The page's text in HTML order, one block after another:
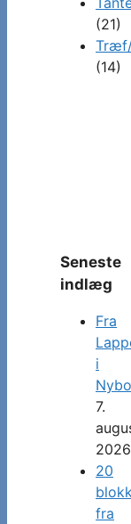
(21)
(14)
Seneste
indlæg
Fra
i
7.
2026
20
fra